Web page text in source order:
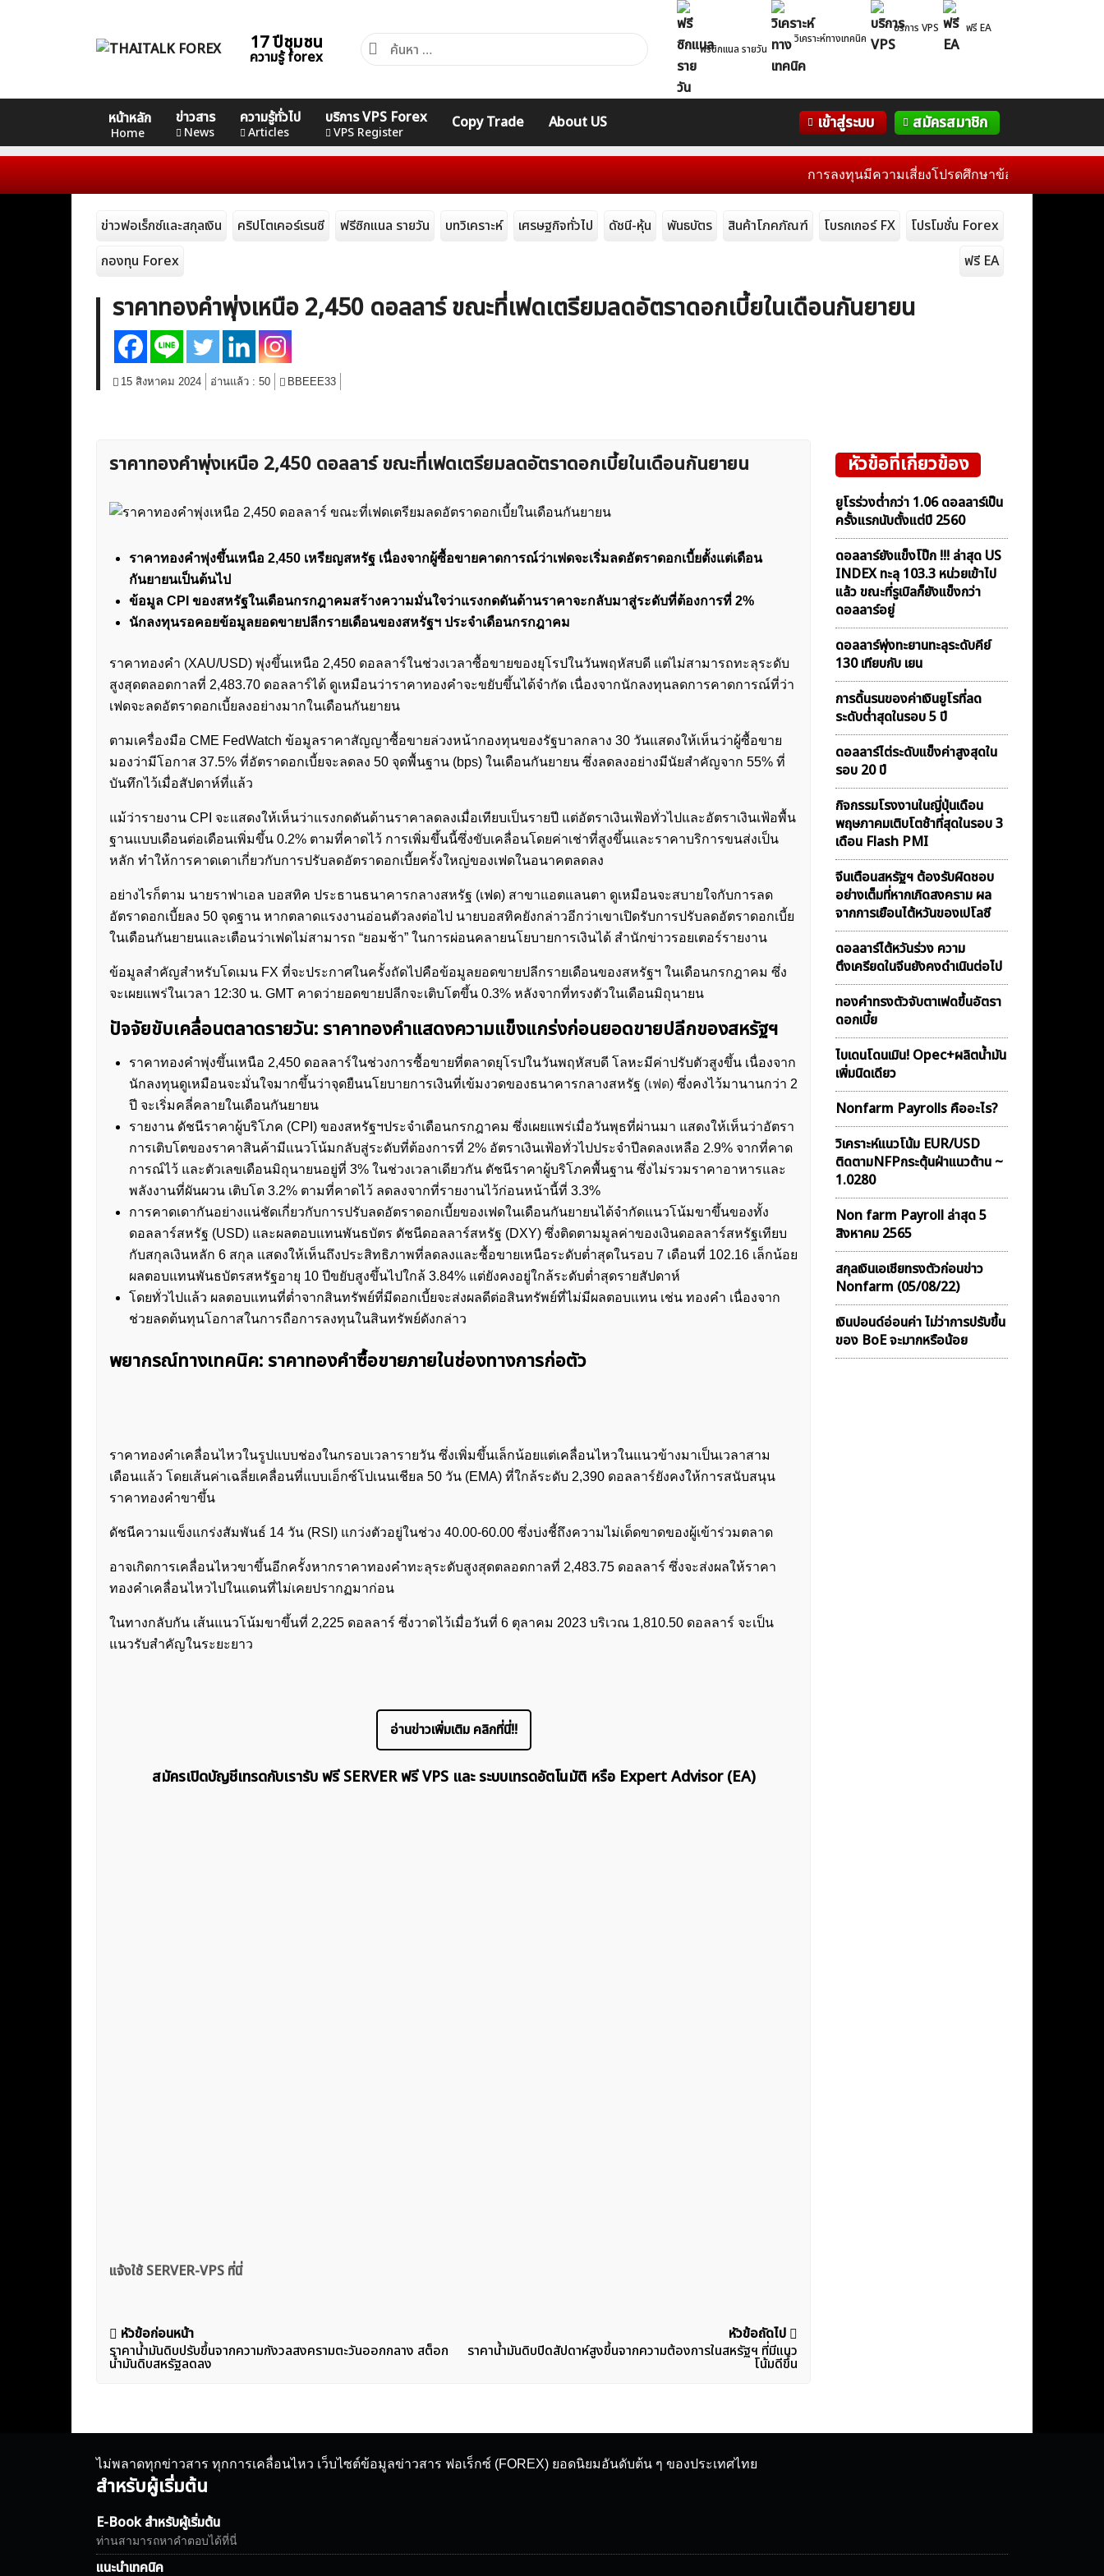
17 ปีชุมชน
ความรู้ forex
ค้นหา
สำหรับ:
ฟรีซิกแนล รายวัน
วิเคราะห์ทางเทคนิค
บริการ VPS ฟรี EA
หน้าหลัก
Home
ข่าวสาร
News
ความรู้ทั่วไป
Articles
บริการ VPS Forex
VPS Register
Copy Trade About US เข้าสู่ระบบ สมัครสมาชิก
VPS Register
คอร์ส
Basic
คอร์ส
Advance คอร์ส
Professional Expert Indicators
Correlation WelTrade กิจกรรม
ฟอรั่ม
การลงทุนมีความเสี่ยงโปรดศึกษาข้อมูลก่อนการตัดสินใจล
ข่าวฟอเร็กซ์และสกุลเงิน คริปโตเคอร์เรนซี ฟรีซิกแนล รายวัน บทวิเคราะห์ เศรษฐกิจทั่วไป ดัชนี-หุ้น พันธบัตร สินค้าโภคภัณฑ์ โบรกเกอร์ FX
โปรโมชั่น Forex
กองทุน Forex
ฟรี EA
ราคาทองคำพุ่งเหนือ 2,450 ดอลลาร์ ขณะที่เฟดเตรียมลดอัตราดอกเบี้ยในเดือนกันยายน
15 สิงหาคม 2024 อ่านแล้ว : 50 BBEEE33
ราคาทองคำพุ่งเหนือ 2,450 ดอลลาร์ ขณะที่เฟดเตรียมลดอัตราดอกเบี้ยในเดือนกันยายน
ราคาทองคำพุ่งขึ้นเหนือ 2,450 เหรียญสหรัฐ เนื่องจากผู้ซื้อขายคาดการณ์ว่าเฟดจะเริ่มลดอัตราดอกเบี้ยตั้งแต่เดือน
กันยายนเป็นต้นไป
ข้อมูล CPI ของสหรัฐในเดือนกรกฎาคมสร้างความมั่นใจว่าแรงกดดันด้านราคาจะกลับมาสู่ระดับที่ต้องการที่ 2%
นักลงทุนรอคอยข้อมูลยอดขายปลีกรายเดือนของสหรัฐฯ ประจำเดือนกรกฎาคม
ราคาทองคำ (XAU/USD) พุ่งขึ้นเหนือ 2,450 ดอลลาร์ในช่วงเวลาซื้อขายของยุโรปในวันพฤหัสบดี แต่ไม่สามารถทะลุระดับ
สูงสุดตลอดกาลที่ 2,483.70 ดอลลาร์ได้ ดูเหมือนว่าราคาทองคำจะขยับขึ้นได้จำกัด เนื่องจากนักลงทุนลดการคาดการณ์ที่ว่า
เฟดจะลดอัตราดอกเบี้ยลงอย่างมากในเดือนกันยายน
ตามเครื่องมือ CME FedWatch ข้อมูลราคาสัญญาซื้อขายล่วงหน้ากองทุนของรัฐบาลกลาง 30 วันแสดงให้เห็นว่าผู้ซื้อขาย
มองว่ามีโอกาส 37.5% ที่อัตราดอกเบี้ยจะลดลง 50 จุดพื้นฐาน (bps) ในเดือนกันยายน ซึ่งลดลงอย่างมีนัยสำคัญจาก 55% ที่
บันทึกไว้เมื่อสัปดาห์ที่แล้ว
แม้ว่ารายงาน CPI จะแสดงให้เห็นว่าแรงกดดันด้านราคาลดลงเมื่อเทียบเป็นรายปี แต่อัตราเงินเฟ้อทั่วไปและอัตราเงินเฟ้อพื้น
ฐานแบบเดือนต่อเดือนเพิ่มขึ้น 0.2% ตามที่คาดไว้ การเพิ่มขึ้นนี้ซึ่งขับเคลื่อนโดยค่าเช่าที่สูงขึ้นและราคาบริการขนส่งเป็น
หลัก ทำให้การคาดเดาเกี่ยวกับการปรับลดอัตราดอกเบี้ยครั้งใหญ่ของเฟดในอนาคตลดลง
อย่างไรก็ตาม นายราฟาเอล บอสทิค ประธานธนาคารกลางสหรัฐ (เฟด) สาขาแอตแลนตา ดูเหมือนจะสบายใจกับการลด
อัตราดอกเบี้ยลง 50 จุดฐาน หากตลาดแรงงานอ่อนตัวลงต่อไป นายบอสทิคยังกล่าวอีกว่าเขาเปิดรับการปรับลดอัตราดอกเบี้ย
ในเดือนกันยายนและเตือนว่าเฟดไม่สามารถ “ยอมช้า” ในการผ่อนคลายนโยบายการเงินได้ สำนักข่าวรอยเตอร์รายงาน
ข้อมูลสำคัญสำหรับโดเมน FX ที่จะประกาศในครั้งถัดไปคือข้อมูลยอดขายปลีกรายเดือนของสหรัฐฯ ในเดือนกรกฎาคม ซึ่ง
จะเผยแพร่ในเวลา 12:30 น. GMT คาดว่ายอดขายปลีกจะเติบโตขึ้น 0.3% หลังจากที่ทรงตัวในเดือนมิถุนายน
ปัจจัยขับเคลื่อนตลาดรายวัน: ราคาทองคำแสดงความแข็งแกร่งก่อนยอดขายปลีกของสหรัฐฯ
ราคาทองคำพุ่งขึ้นเหนือ 2,450 ดอลลาร์ในช่วงการซื้อขายที่ตลาดยุโรปในวันพฤหัสบดี โลหะมีค่าปรับตัวสูงขึ้น เนื่องจาก
นักลงทุนดูเหมือนจะมั่นใจมากขึ้นว่าจุดยืนนโยบายการเงินที่เข้มงวดของธนาคารกลางสหรัฐ (เฟด) ซึ่งคงไว้มานานกว่า 2
ปี จะเริ่มคลี่คลายในเดือนกันยายน
รายงาน ดัชนีราคาผู้บริโภค (CPI) ของสหรัฐฯประจำเดือนกรกฎาคม ซึ่งเผยแพร่เมื่อวันพุธที่ผ่านมา แสดงให้เห็นว่าอัตรา
การเติบโตของราคาสินค้ามีแนวโน้มกลับสู่ระดับที่ต้องการที่ 2% อัตราเงินเฟ้อทั่วไปประจำปีลดลงเหลือ 2.9% จากที่คาด
การณ์ไว้ และตัวเลขเดือนมิถุนายนอยู่ที่ 3% ในช่วงเวลาเดียวกัน ดัชนีราคาผู้บริโภคพื้นฐาน ซึ่งไม่รวมราคาอาหารและ
พลังงานที่ผันผวน เติบโต 3.2% ตามที่คาดไว้ ลดลงจากที่รายงานไว้ก่อนหน้านี้ที่ 3.3%
การคาดเดากันอย่างแน่ชัดเกี่ยวกับการปรับลดอัตราดอกเบี้ยของเฟดในเดือนกันยายนได้จำกัดแนวโน้มขาขึ้นของทั้ง
ดอลลาร์สหรัฐ (USD) และผลตอบแทนพันธบัตร ดัชนีดอลลาร์สหรัฐ (DXY) ซึ่งติดตามมูลค่าของเงินดอลลาร์สหรัฐเทียบ
กับสกุลเงินหลัก 6 สกุล แสดงให้เห็นถึงประสิทธิภาพที่ลดลงและซื้อขายเหนือระดับต่ำสุดในรอบ 7 เดือนที่ 102.16 เล็กน้อย
ผลตอบแทนพันธบัตรสหรัฐอายุ 10 ปีขยับสูงขึ้นไปใกล้ 3.84% แต่ยังคงอยู่ใกล้ระดับต่ำสุดรายสัปดาห์
โดยทั่วไปแล้ว ผลตอบแทนที่ต่ำจากสินทรัพย์ที่มีดอกเบี้ยจะส่งผลดีต่อสินทรัพย์ที่ไม่มีผลตอบแทน เช่น ทองคำ เนื่องจาก
ช่วยลดต้นทุนโอกาสในการถือการลงทุนในสินทรัพย์ดังกล่าว
พยากรณ์ทางเทคนิค: ราคาทองคำซื้อขายภายในช่องทางการก่อตัว
ราคาทองคำเคลื่อนไหวในรูปแบบช่องในกรอบเวลารายวัน ซึ่งเพิ่มขึ้นเล็กน้อยแต่เคลื่อนไหวในแนวข้างมาเป็นเวลาสาม
เดือนแล้ว โดยเส้นค่าเฉลี่ยเคลื่อนที่แบบเอ็กซ์โปเนนเชียล 50 วัน (EMA) ที่ใกล้ระดับ 2,390 ดอลลาร์ยังคงให้การสนับสนุน
ราคาทองคำขาขึ้น
ดัชนีความแข็งแกร่งสัมพันธ์ 14 วัน (RSI) แกว่งตัวอยู่ในช่วง 40.00-60.00 ซึ่งบ่งชี้ถึงความไม่เด็ดขาดของผู้เข้าร่วมตลาด
อาจเกิดการเคลื่อนไหวขาขึ้นอีกครั้งหากราคาทองคำทะลุระดับสูงสุดตลอดกาลที่ 2,483.75 ดอลลาร์ ซึ่งจะส่งผลให้ราคา
ทองคำเคลื่อนไหวไปในแดนที่ไม่เคยปรากฏมาก่อน
ในทางกลับกัน เส้นแนวโน้มขาขึ้นที่ 2,225 ดอลลาร์ ซึ่งวาดไว้เมื่อวันที่ 6 ตุลาคม 2023 บริเวณ 1,810.50 ดอลลาร์ จะเป็น
แนวรับสำคัญในระยะยาว
อ่านข่าวเพิ่มเติม คลิกที่นี่!!
สมัครเปิดบัญชีเทรดกับเรารับ ฟรี SERVER ฟรี VPS และ ระบบเทรดอัตโนมัติ หรือ Expert Advisor (EA)
แจ้งใช้ SERVER-VPS ที่นี่
แนะแนว
เรื่อง
หัวข้อก่อนหน้า
ราคาน้ำมันดิบปรับขึ้นจากความกังวลสงครามตะวันออกกลาง สต็อก
น้ำมันดิบสหรัฐลดลง
หัวข้อถัดไป
ราคาน้ำมันดิบปิดสัปดาห์สูงขึ้นจากความต้องการในสหรัฐฯ ที่มีแนว
โน้มดีขึ้น
หัวข้อที่เกี่ยวข้อง
ยูโรร่วงต่ำกว่า 1.06 ดอลลาร์เป็น
ครั้งแรกนับตั้งแต่ปี 2560
ดอลลาร์ยังแข็งโป๊ก !!! ล่าสุด US
INDEX ทะลุ 103.3 หน่วยเข้าไป
แล้ว ขณะที่รูเบิลก็ยังแข็งกว่า
ดอลลาร์อยู่
ดอลลาร์พุ่งทะยานทะลุระดับคีย์
130 เทียบกับ เยน
การดิ้นรนของค่าเงินยูโรที่ลด
ระดับต่ำสุดในรอบ 5 ปี
ดอลลาร์ไต่ระดับแข็งค่าสูงสุดใน
รอบ 20 ปี
กิจกรรมโรงงานในญี่ปุ่นเดือน
พฤษภาคมเติบโตช้าที่สุดในรอบ 3
เดือน Flash PMI
จีนเตือนสหรัฐฯ ต้องรับผิดชอบ
อย่างเต็มที่หากเกิดสงคราม ผล
จากการเยือนไต้หวันของเปโลซี
ดอลลาร์ไต้หวันร่วง ความ
ตึงเครียดในจีนยังคงดำเนินต่อไป
ทองคำทรงตัวจับตาเฟดขึ้นอัตรา
ดอกเบี้ย
ไบเดนโดนเมิน! Opec+ผลิตน้ำมัน
เพิ่มนิดเดียว
Nonfarm Payrolls คืออะไร?
วิเคราะห์แนวโน้ม EUR/USD
ติดตามNFPกระตุ้นฝ่าแนวต้าน ~
1.0280
Non farm Payroll ล่าสุด 5
สิงหาคม 2565
สกุลเงินเอเชียทรงตัวก่อนข่าว
Nonfarm (05/08/22)
เงินปอนด์อ่อนค่า ไม่ว่าการปรับขึ้น
ของ BoE จะมากหรือน้อย
ไม่พลาดทุกข่าวสาร ทุกการเคลื่อนไหว เว็บไซต์ข้อมูลข่าวสาร ฟอเร็กซ์ (FOREX) ยอดนิยมอันดับต้น ๆ ของประเทศไทย
สำหรับผู้เริ่มต้น
E-Book สำหรับผู้เริ่มต้น
ท่านสามารถหาคำตอบได้ที่นี่
แนะนำเทคนิค